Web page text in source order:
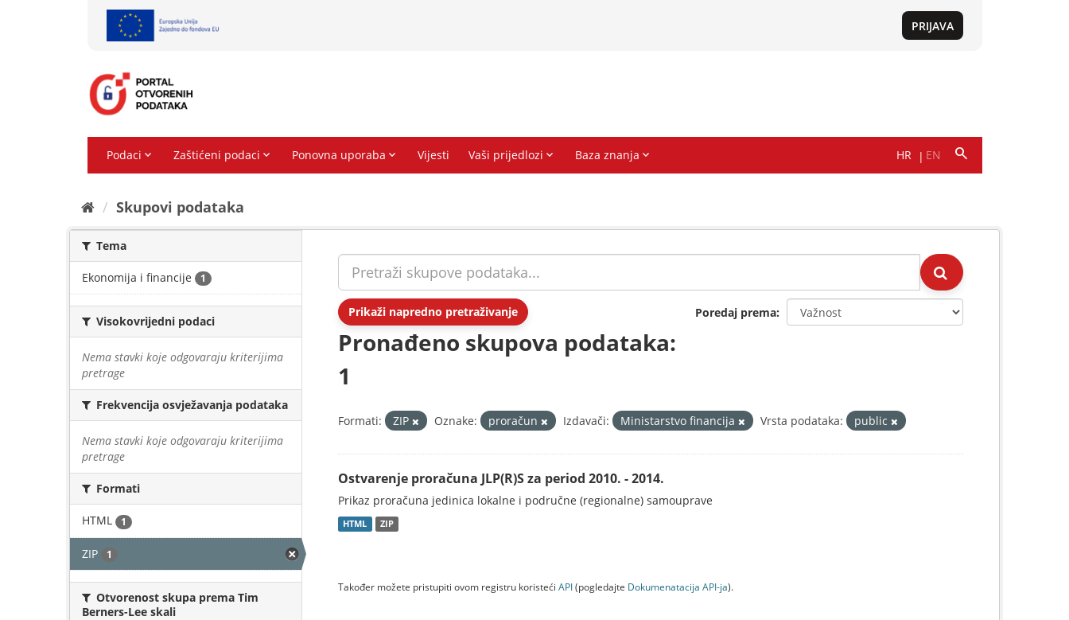
Skupovi podаtаkа
Tema
Ekonomija i financije 1
Visokovrijedni podaci
Nema stavki koje odgovaraju kriterijima
pretrage
Frekvencija osvježavanja podataka
Nema stavki koje odgovaraju kriterijima
pretrage
Formati
HTML 1
ZIP 1
Otvorenost skupa prema Tim
Berners-Lee skali
Prikaži napredno pretraživanje Poredaj prema
Pronađeno skupova podataka:
1
Formati: ZIP Oznake: proračun Izdavači: Ministarstvo financija Vrsta podataka: public
Ostvarenje proračuna JLP(R)S za period 2010. - 2014.
Prikaz proračuna jedinica lokalne i područne (regionalne) samouprave
HTML ZIP
Također možete pristupiti ovom registru koristeći API(pogledajte Dokumenаtаcijа API-jа).